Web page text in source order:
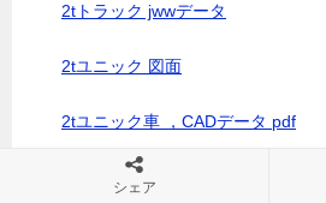
2tトラック jwwデータ
2tユニック 図面
2tユニック車 ，CADデータ pdf
2ダンプ cad
シェア